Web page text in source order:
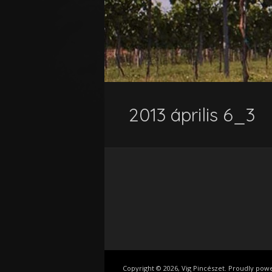
2013 április 6_3
Copyright © 2026, Vig Pincészet. Proudly